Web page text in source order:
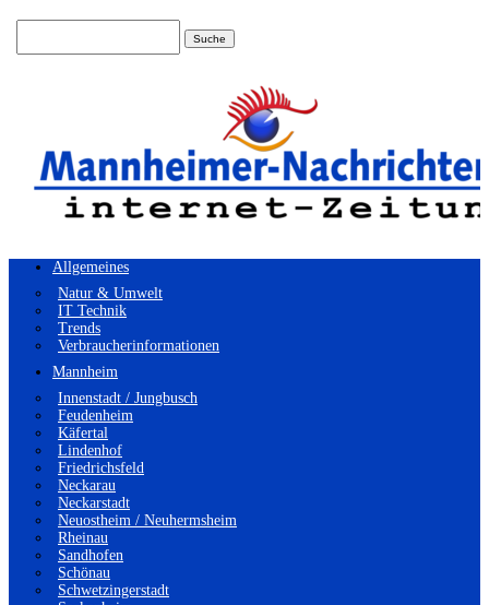
Allgemeines
Natur & Umwelt
IT Technik
Trends
Verbraucherinformationen
Mannheim
Innenstadt / Jungbusch
Feudenheim
Käfertal
Lindenhof
Friedrichsfeld
Neckarau
Neckarstadt
Neuostheim / Neuhermsheim
Rheinau
Sandhofen
Schönau
Schwetzingerstadt